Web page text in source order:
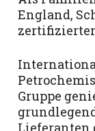
England,
Gruppe
Lieferanten